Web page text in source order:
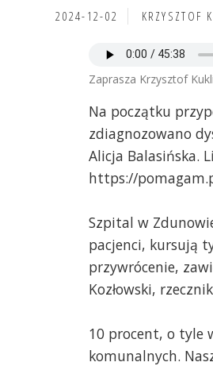
2024-12-02 KRZYSZTOF
Zaprasza Krzysztof
Na początku
zdiagnozowano
Alicja Balasińska.
https://
Szpital w
pacjenci, kursują
przywrócenie,
Kozłowski,
10 procent, o tyle
komunalnych.